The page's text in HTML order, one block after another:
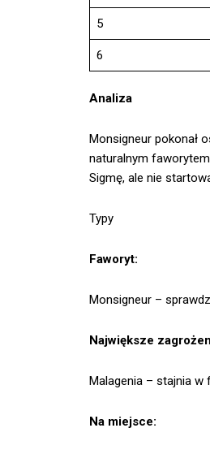
5
6
Analiza
Monsigneur pokonał
naturalnym
Sigmę, ale nie
Typy
Faworyt:
Monsigneur –
Największe
Malagenia – stajnia w
Na miejsce: